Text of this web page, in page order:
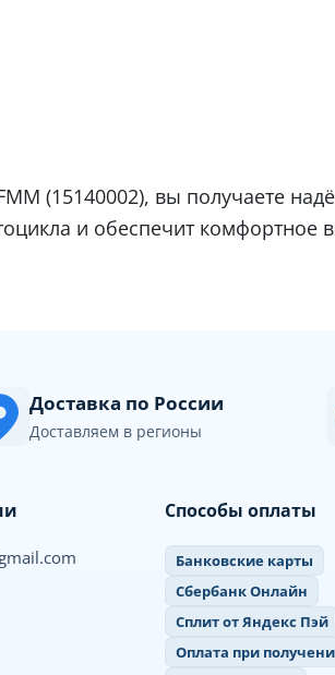
(15140002), вы получаете
и обеспечит комфортное
Доставка по России
Доставляем в регионы
Способы оплаты
Банковские карты
Сбербанк Онлайн
Сплит от Яндекс Пэй
Оплата при